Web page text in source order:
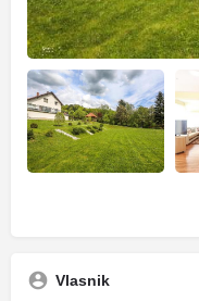
Vlasnik